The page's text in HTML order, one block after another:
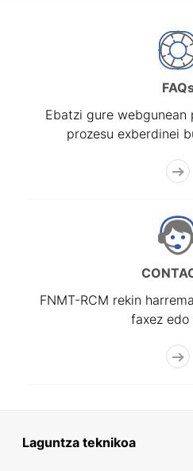
Ebatzi gure
prozesu exberdinei
FNMT-RCM rekin
faxez edo
Laguntza teknikoa